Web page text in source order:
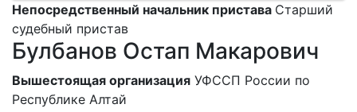
Непосредственный начальник пристава Старший
судебный пристав
Булбанов Остап Макарович
Вышестоящая организация УФССП России по
Республике Алтай